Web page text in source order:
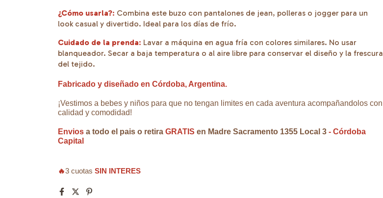
¿Cómo usarla?: Combina este buzo con pantalones de jean, polleras o jogger para un
look casual y divertido. Ideal para los días de frío.
Cuidado de la prenda: Lavar a máquina en agua fría con colores similares. No usar
blanqueador. Secar a baja temperatura o al aire libre para conservar el diseño y la frescura
del tejido.
Fabricado y diseñado en Córdoba, Argentina.
¡Vestimos a bebes y niños para que no tengan limites en cada aventura acompañandolos con
calidad y comodidad!
Envios a todo el pais o retira GRATIS en Madre Sacramento 1355 Local 3 - Córdoba
Capital
🔥3 cuotas SIN INTERES